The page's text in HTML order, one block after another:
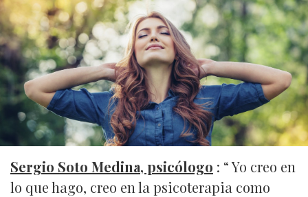
Sergio Soto Medina, psicólogo : “ Yo creo en
lo que hago, creo en la psicoterapia como